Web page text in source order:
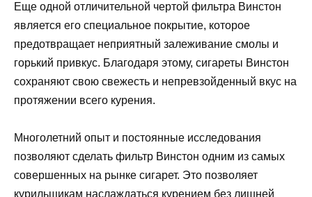
Еще одной отличительной чертой фильтра Винстон
является его специальное покрытие, которое
предотвращает неприятный залеживание смолы и
горький привкус. Благодаря этому, сигареты Винстон
сохраняют свою свежесть и непревзойденный вкус на
протяжении всего курения.
Многолетний опыт и постоянные исследования
позволяют сделать фильтр Винстон одним из самых
совершенных на рынке сигарет. Это позволяет
курильщикам наслаждаться курением без лишней